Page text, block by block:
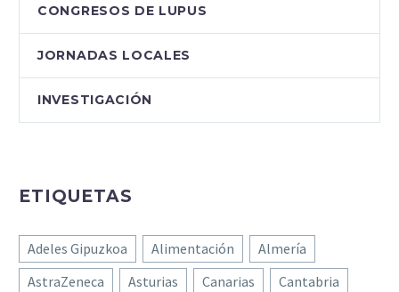
CONGRESOS DE LUPUS
JORNADAS LOCALES
INVESTIGACIÓN
ETIQUETAS
Adeles Gipuzkoa Alimentación
Almería
AstraZeneca
Asturias Canarias
Cantabria